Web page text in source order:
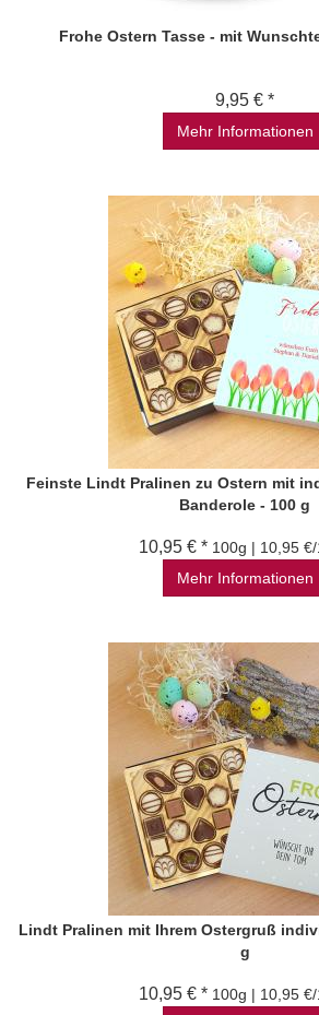
Frohe Ostern Tasse - mit
9,95 € *
Mehr Informationen
Feinste Lindt Pralinen zu Ostern mit
Banderole - 100 g
10,95 € * 100g | 10,95
Mehr Informationen
Lindt Pralinen mit Ihrem Ostergruß
g
10,95 € * 100g | 10,95